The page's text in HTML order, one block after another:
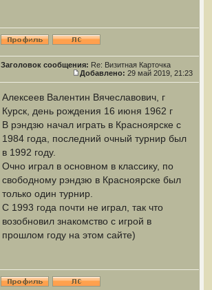
Заголовок сообщения: Re: Визитная Карточка
Добавлено: 29 май 2019, 21:23
Алексеев Валентин Вячеславович, г
Курск, день рождения 16 июня 1962 г
В рэндзю начал играть в Красноярске с
1984 года, последний очный турнир был
в 1992 году.
Очно играл в основном в классику, по
свободному рэндзю в Красноярске был
только один турнир.
С 1993 года почти не играл, так что
возобновил знакомство с игрой в
прошлом году на этом сайте)